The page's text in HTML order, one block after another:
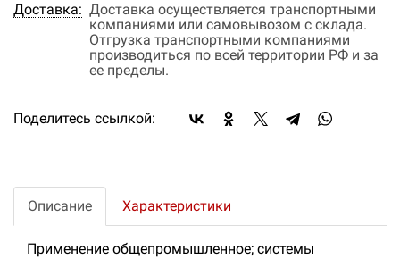
Доставка: Доставка осуществляется транспортными
компаниями или самовывозом с склада.
Отгрузка транспортными компаниями
производиться по всей территории РФ и за
ее пределы.
Поделитесь ссылкой:
Описание Характеристики
Применение общепромышленное; системы